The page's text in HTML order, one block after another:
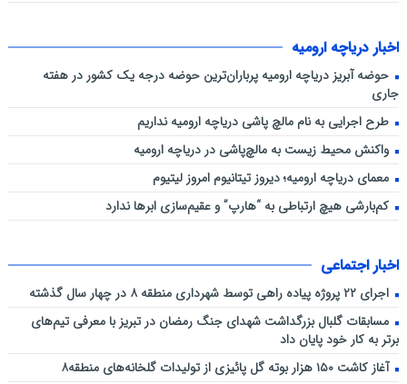
اخبار دریاچه ارومیه
حوضه آبریز دریاچه ارومیه پرباران‌ترین حوضه‌ درجه یک کشور در هفته
جاری
طرح اجرایی به نام مالچ پاشی دریاچه ارومیه نداریم
واکنش محیط زیست به مالچ‌پاشی در دریاچه ارومیه
معمای دریاچه ارومیه؛ دیروز تیتانیوم امروز لیتیوم
کم‌بارشی هیچ ارتباطی به “هارپ” و عقیم‌سازی ابرها ندارد
اخبار اجتماعی
اجرای ۲۲ پروژه پیاده راهی توسط شهرداری منطقه ۸ در چهار سال گذشته
مسابقات گلبال بزرگداشت شهدای جنگ رمضان در تبریز با معرفی تیم‌های
برتر به کار خود پایان داد
آغاز کاشت ۱۵۰ هزار بوته گل پائیزی از تولیدات گلخانه‌های منطقه۸